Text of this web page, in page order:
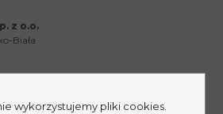
z o.o.
Biała
wykorzystujemy pliki cookies.